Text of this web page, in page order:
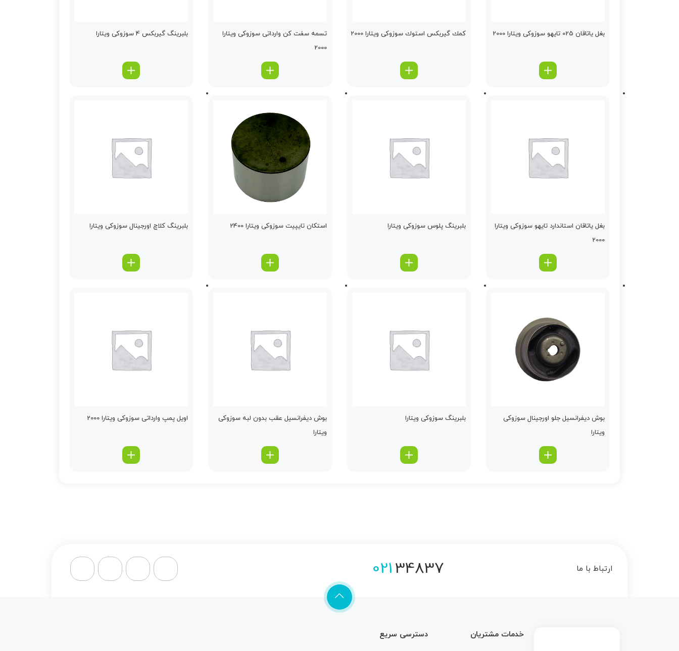
بغل یاتاقان 025 تایهو سوزوکی ویتارا 2000 كمك گیربكس استوك سوزوکی ویتارا 2000
تسمه سفت كن وارداتی سوزوکی ویتارا
2000
بلبرینگ گیربكس 4 سوزوکی ویتارا
بغل یاتاقان استاندارد تایهو سوزوکی ویتارا
2000
بلبرینگ پلوس سوزوکی ویتارا استكان تایپیت سوزوکی ویتارا 2400 بلبرینگ كلاچ اورجینال سوزوکی ویتارا
بوش دیفرانسیل جلو اورجینال سوزوکی
ویتارا
بلبرینگ سوزوکی ویتارا
بوش دیفرانسیل عقب بدون لبه سوزوکی
ویتارا
اویل پمپ وارداتی سوزوکی ویتارا 2000
ارتباط با ما 02134837
خدمات مشتریان دسترسی سریع